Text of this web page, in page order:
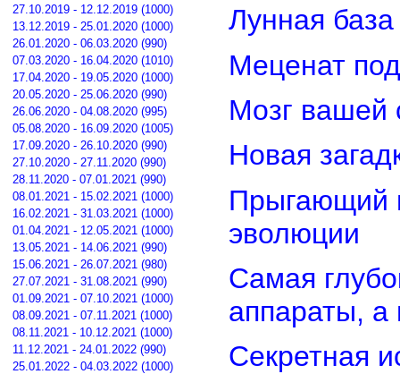
27.10.2019 - 12.12.2019 (1000)
13.12.2019 - 25.01.2020 (1000)
26.01.2020 - 06.03.2020 (990)
07.03.2020 - 16.04.2020 (1010)
17.04.2020 - 19.05.2020 (1000)
20.05.2020 - 25.06.2020 (990)
26.06.2020 - 04.08.2020 (995)
05.08.2020 - 16.09.2020 (1005)
17.09.2020 - 26.10.2020 (990)
27.10.2020 - 27.11.2020 (990)
28.11.2020 - 07.01.2021 (990)
08.01.2021 - 15.02.2021 (1000)
16.02.2021 - 31.03.2021 (1000)
01.04.2021 - 12.05.2021 (1000)
13.05.2021 - 14.06.2021 (990)
15.06.2021 - 26.07.2021 (980)
27.07.2021 - 31.08.2021 (990)
01.09.2021 - 07.10.2021 (1000)
08.09.2021 - 07.11.2021 (1000)
08.11.2021 - 10.12.2021 (1000)
11.12.2021 - 24.01.2022 (990)
25.01.2022 - 04.03.2022 (1000)
Лунная
Меценат
Мозг вашей
Новая
Прыгающий
эволюции
Самая
аппараты, а
Секретная